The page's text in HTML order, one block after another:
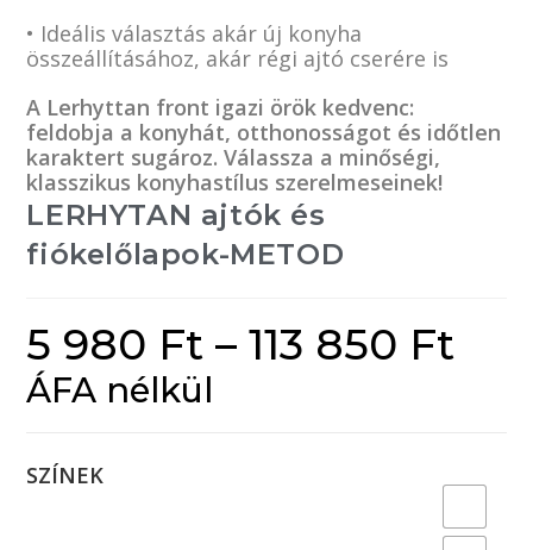
• Ideális választás akár új konyha
összeállításához, akár régi ajtó cserére is
A Lerhyttan front igazi örök kedvenc:
feldobja a konyhát, otthonosságot és időtlen
karaktert sugároz. Válassza a minőségi,
klasszikus konyhastílus szerelmeseinek!
LERHYTAN ajtók és
fiókelőlapok-METOD
5 980 Ft – 113 850 Ft
ÁFA nélkül
SZÍNEK